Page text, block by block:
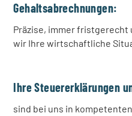
Gehaltsabrechnungen:
Präzise, immer fristgerecht
wir Ihre wirtschaftliche
Ihre Steuererklärungen
sind bei uns in